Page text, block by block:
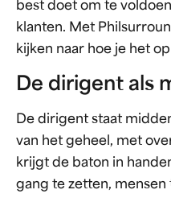
best doet om te
klanten. Met
kijken naar hoe je het
De dirigent als
De dirigent staat
van het geheel, met
krijgt de baton in
gang te zetten, mensen